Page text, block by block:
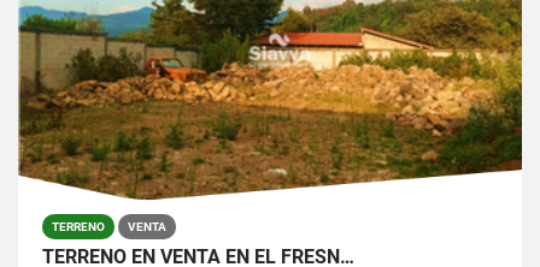
TERRENO VENTA
TERRENO EN VENTA EN EL FRESN…